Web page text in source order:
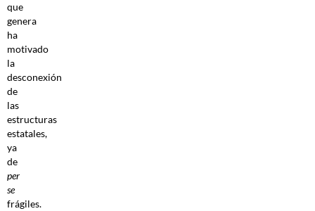
que
genera
ha
motivado
la
desconexión
de
las
estructuras
estatales,
ya
de
per
se
frágiles.